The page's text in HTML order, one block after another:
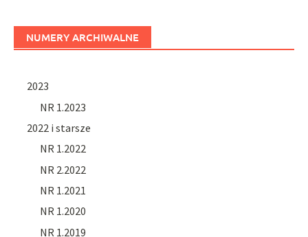
NUMERY ARCHIWALNE
2023
NR 1.2023
2022 i starsze
NR 1.2022
NR 2.2022
NR 1.2021
NR 1.2020
NR 1.2019